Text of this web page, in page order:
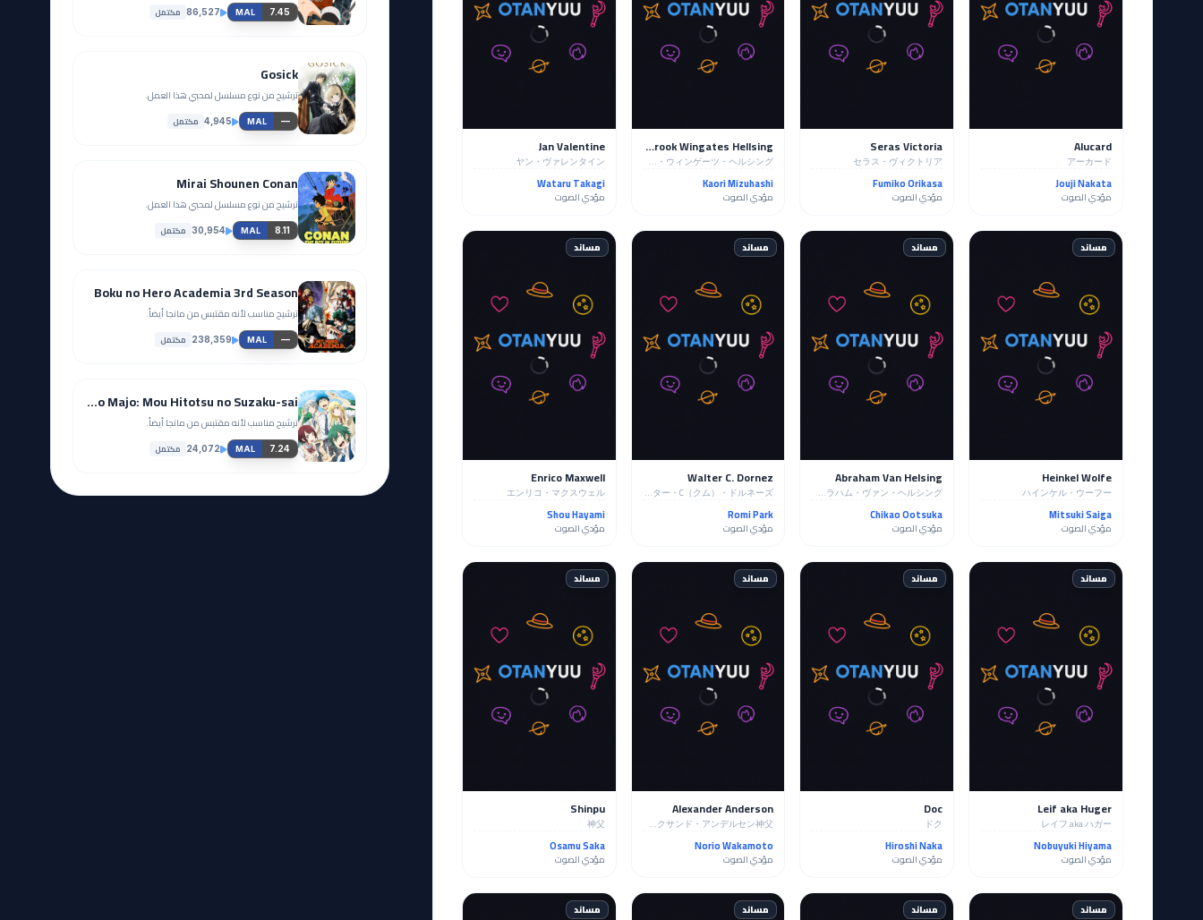
Alucard
アーカード
Jouji Nakata
مؤدي الصوت
Seras Victoria
セラス・ヴィクトリア
Fumiko Orikasa
مؤدي الصوت
Integra Fairbrook Wingates Hellsing
インテグラル・ファルブルケ・ウィンゲーツ・ヘルシング
Kaori Mizuhashi
مؤدي الصوت
Jan Valentine
ヤン・ヴァレンタイン
Wataru Takagi
مؤدي الصوت
مساند
Heinkel Wolfe
ハインケル・ウーフー
Mitsuki Saiga
مؤدي الصوت
مساند
Abraham Van Helsing
エイブラハム・ヴァン・ヘルシング
Chikao Ootsuka
مؤدي الصوت
مساند
Walter C. Dornez
ウォルター・C（クム）・ドルネーズ
Romi Park
مؤدي الصوت
مساند
Enrico Maxwell
エンリコ・マクスウェル
Shou Hayami
مؤدي الصوت
مساند
Leif aka Huger
レイフ aka ハガー
Nobuyuki Hiyama
مؤدي الصوت
مساند
Doc
ドク
Hiroshi Naka
مؤدي الصوت
مساند
Alexander Anderson
アレクサンド・アンデルセン神父
Norio Wakamoto
مؤدي الصوت
مساند
Shinpu
神父
Osamu Saka
مؤدي الصوت
مساند مساند مساند مساند
MAL 7.45
86,527 مكتمل
Gosick
ترشيح من نوع مسلسل لمحبي هذا العمل.
MAL —
4,945 مكتمل
Mirai Shounen Conan
ترشيح من نوع مسلسل لمحبي هذا العمل.
MAL 8.11
30,954 مكتمل
Boku no Hero Academia 3rd Season
ترشيح مناسب لأنه مقتبس من مانجا أيضاً.
MAL —
238,359 مكتمل
Yamada-kun to 7-nin no Majo: Mou Hitotsu no Suzaku-sai
ترشيح مناسب لأنه مقتبس من مانجا أيضاً.
MAL 7.24
24,072 مكتمل